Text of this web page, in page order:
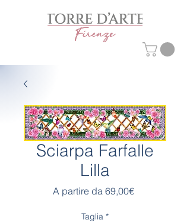
Sciarpa Farfalle
Lilla
A partire da 69,00€Prezzo
Taglia *